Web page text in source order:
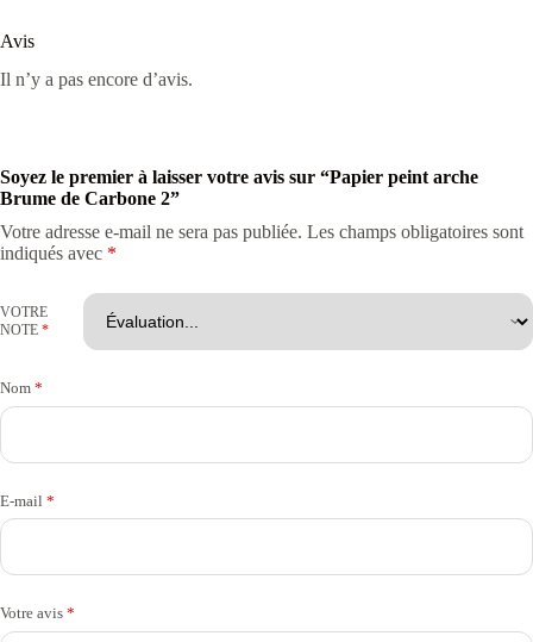
Avis
Il n’y a pas encore d’avis.
Soyez le premier à laisser votre avis sur “Papier peint arche
Brume de Carbone 2”
Votre adresse e-mail ne sera pas publiée. Les champs obligatoires sont
indiqués avec *
VOTRE
NOTE *
Nom *
E-mail *
Votre avis *